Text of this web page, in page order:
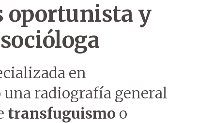
oportunista y
en
radiografía general
transfuguismo o